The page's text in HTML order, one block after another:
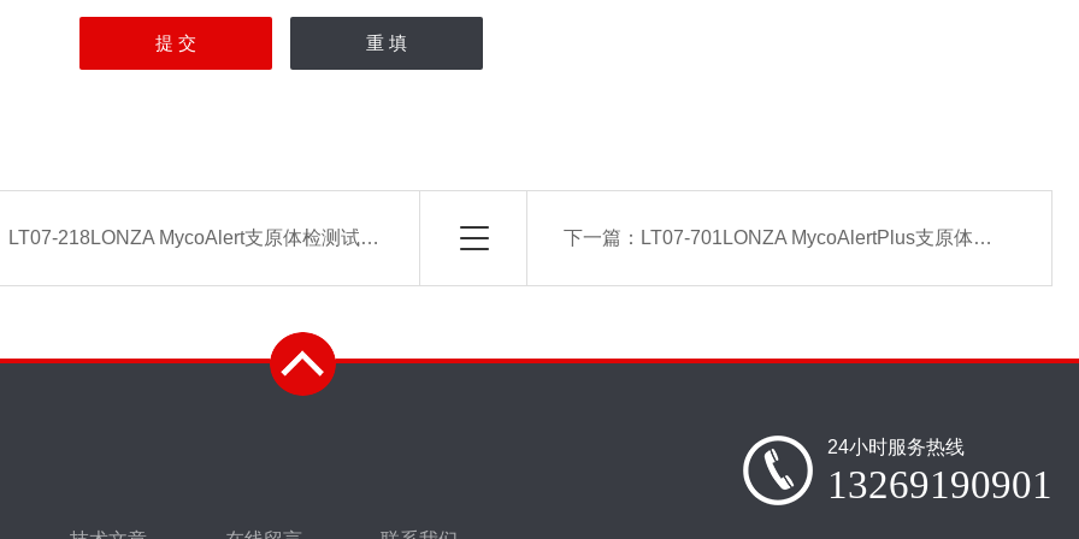
LT07-218LONZA MycoAlert支原体检测试剂盒-常备现货 下一篇： LT07-701LONZA MycoAlertPlus支原体检测试剂盒
24小时服务热线
13269190901